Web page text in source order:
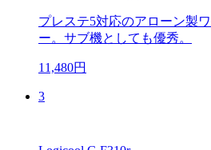
プレステ5対応のアローン製
ー。サブ機としても優秀。
11,480円
3